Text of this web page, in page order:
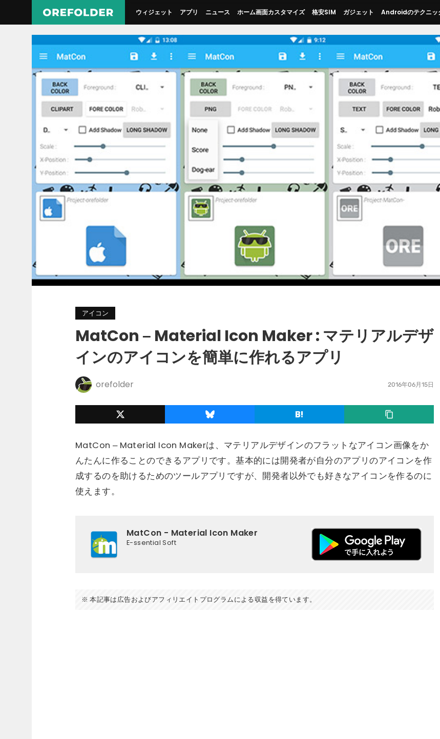
ウィジェット アプリ ニュース ホーム画面カスタマイズ 格安SIM ガジェット Androidのテクニッ
アイコン
MatCon – Material Icon Maker : マテリアルデザ
インのアイコンを簡単に作れるアプリ
orefolder 2016年06月15日
MatCon – Material Icon Makerは、マテリアルデザインのフラットなアイコン画像をか
んたんに作ることのできるアプリです。基本的には開発者が自分のアプリのアイコンを作
成するのを助けるためのツールアプリですが、開発者以外でも好きなアイコンを作るのに
使えます。
MatCon - Material Icon Maker
E-ssential Soft
本記事は広告およびアフィリエイトプログラムによる収益を得ています。